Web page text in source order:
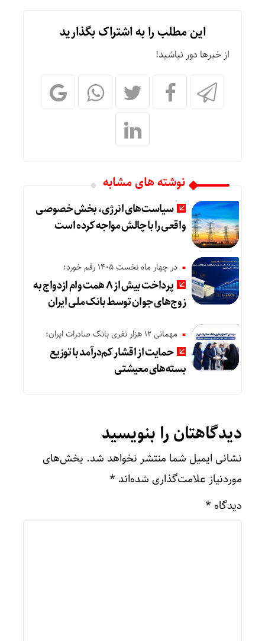
این مطلب را به اشتراک بگذارید
از خبرها دور نباشید!
نوشته های مشابه
سیاست‌های انرژی، بخش خصوصی
واقعی را با چالش مواجه کرده است
در چهار ماه نخست ۱۴۰۵ رقم خورد؛
پرداخت بیش از ۸ همت وام ازدواج به
زوج‌های جوان توسط بانک ملی ایران
مهمانی ۱۲ هزار نفری بانک صادرات ایران؛
حمایت از اقشار کم‌درآمد با توزیع
بسته‌های معیشتی
دیدگاهتان را بنویسید
نشانی ایمیل شما منتشر نخواهد شد. بخش‌های
موردنیاز علامت‌گذاری شده‌اند *
دیدگاه *